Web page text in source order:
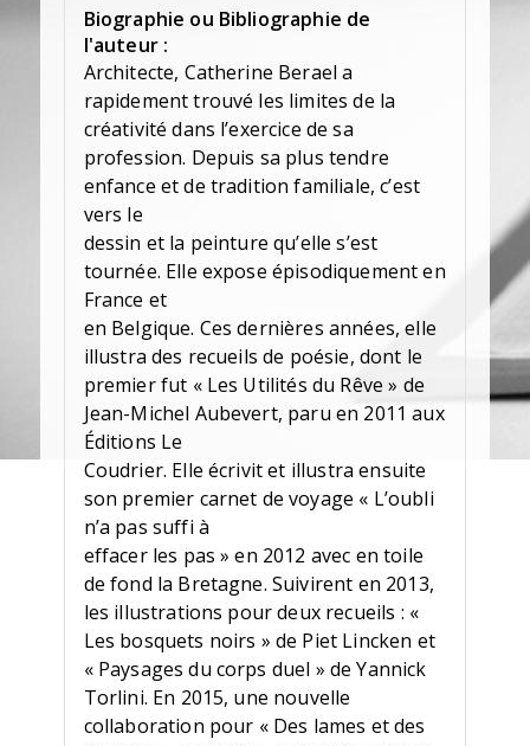
Biographie ou Bibliographie de
l'auteur :
Architecte, Catherine Berael a
rapidement trouvé les limites de la
créativité dans l’exercice de sa
profession. Depuis sa plus tendre
enfance et de tradition familiale, c’est
vers le
dessin et la peinture qu’elle s’est
tournée. Elle expose épisodiquement en
France et
en Belgique. Ces dernières années, elle
illustra des recueils de poésie, dont le
premier fut « Les Utilités du Rêve » de
Jean-Michel Aubevert, paru en 2011 aux
Éditions Le
Coudrier. Elle écrivit et illustra ensuite
son premier carnet de voyage « L’oubli
n’a pas suffi à
effacer les pas » en 2012 avec en toile
de fond la Bretagne. Suivirent en 2013,
les illustrations pour deux recueils : «
Les bosquets noirs » de Piet Lincken et
« Paysages du corps duel » de Yannick
Torlini. En 2015, une nouvelle
collaboration pour « Des lames et des